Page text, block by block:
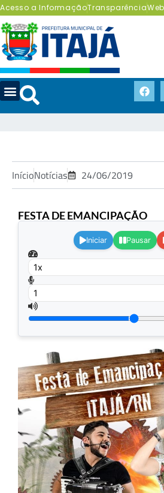
Acesso a InformaçãoTransparência
InícioNotícias 24/06/2019
FESTA DE EMANCIPAÇÃO
Iniciar Pausar